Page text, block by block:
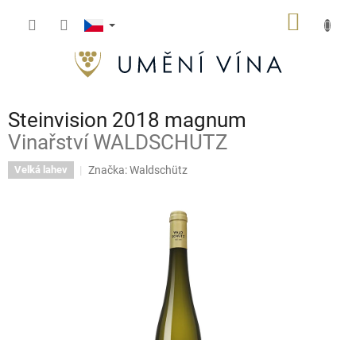
Steinvision 2018 magnum
Vinařství WALDSCHUTZ
Velká lahev Značka:Waldschütz